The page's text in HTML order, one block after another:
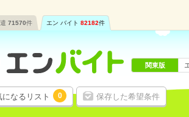
71570件 エン バイト 82182件
になるリスト 0 保存した希望条件
関東版